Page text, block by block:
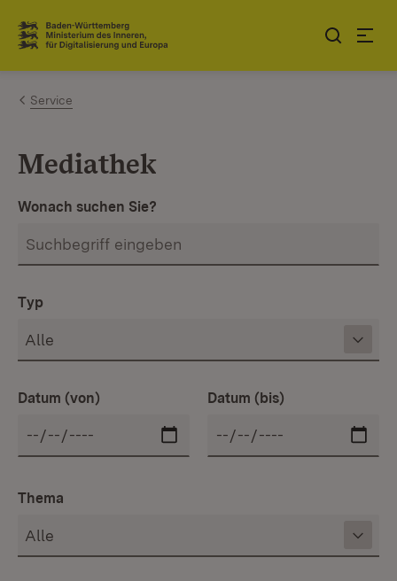
Zum Inhalt springen
Link zur Startseite
Service
Mediathek
Wonach suchen Sie?
Typ
Datum (von) Datum (bis)
Thema